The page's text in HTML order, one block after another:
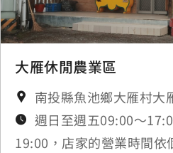
大雁休閒農業區
南投縣魚池鄉大雁村大
週日至週五09:00～
19:00，店家的營業時間依